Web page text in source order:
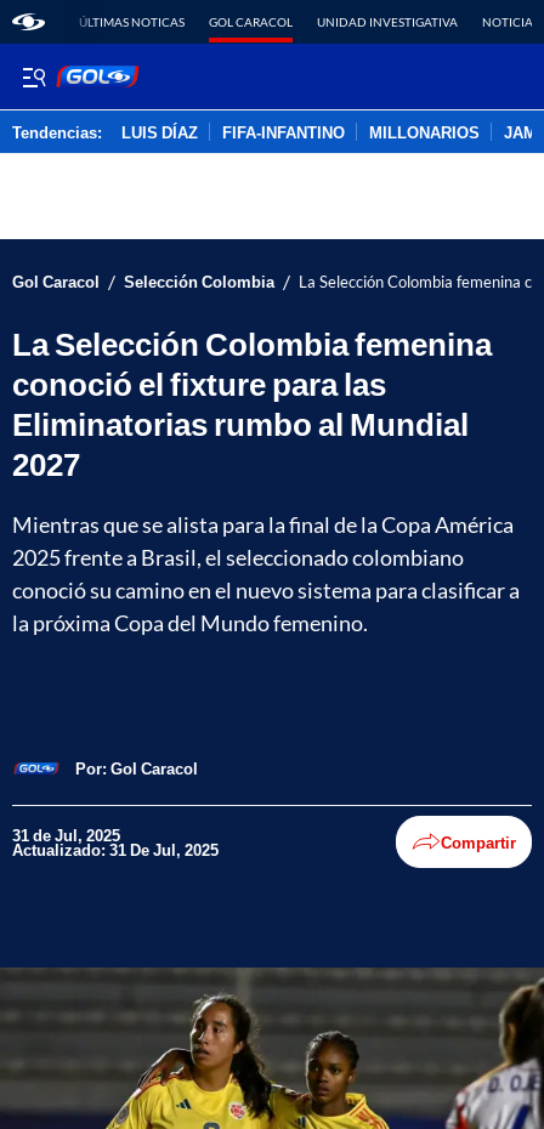
ÚLTIMAS NOTICAS GOL CARACOL UNIDAD INVESTIGATIVA NOTICIAS
Tendencias: LUIS DÍAZ FIFA-INFANTINO MILLONARIOS
Gol Caracol / Selección Colombia / La Selección Colombia femenina
La Selección Colombia femenina
conoció el fixture para las
Eliminatorias rumbo al Mundial
2027
Mientras que se alista para la final de la Copa América
2025 frente a Brasil, el seleccionado colombiano
conoció su camino en el nuevo sistema para clasificar a
la próxima Copa del Mundo femenino.
Por: Gol Caracol
31 de Jul, 2025
Actualizado: 31 De Jul, 2025 Compartir